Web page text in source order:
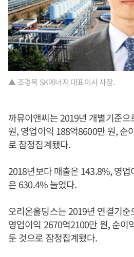
▲ 조경목 SK에너지 대표이사 사장.
까뮤이앤씨는 2019년 개별기준
원, 영업이익 188억8600만 원, 순
로 잠정집계됐다.
2018년보다 매출은 143.8%, 영
은 630.4% 늘었다.
오리온홀딩스는 2019년 연결기
영업이익 2670억2100만 원, 순이
둔 것으로 잠정집계됐다.